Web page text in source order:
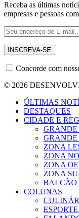
Receba as últimas
empresas e pessoas
Concorde com
© 2026
ÚLTIMAS
DESTAQUES
CIDADE E
GRANDE
GRANDE
ZONA
ZONA
ZONA
ZONA
BALCÃO
COLUNAS